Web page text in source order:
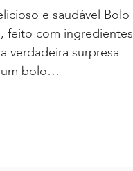
e saudável Bolo
feito com ingredientes
verdadeira surpresa
um bolo…